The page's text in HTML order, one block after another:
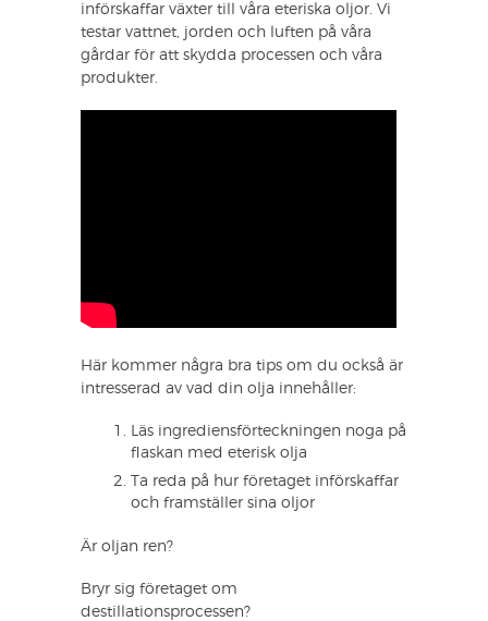
införskaffar växter till våra eteriska oljor. Vi
testar vattnet, jorden och luften på våra
gårdar för att skydda processen och våra
produkter.
Här kommer några bra tips om du också är
intresserad av vad din olja innehåller:
Läs ingrediensförteckningen noga på
flaskan med eterisk olja
Ta reda på hur företaget införskaffar
och framställer sina oljor
Är oljan ren?
Bryr sig företaget om
destillationsprocessen?